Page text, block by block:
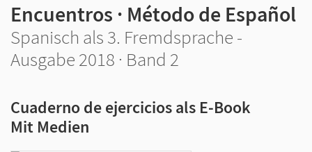
Encuentros · Método de Español
Spanisch als 3. Fremdsprache -
Ausgabe 2018 · Band 2
Cuaderno de ejercicios als E-Book
Mit Medien